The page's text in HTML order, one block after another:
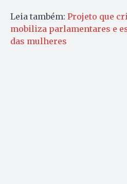
Leia também: Projeto que
mobiliza parlamentares e
das mulheres